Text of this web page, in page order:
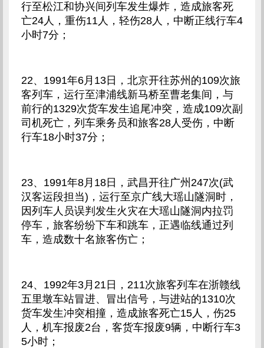
行至松江和协兴间列车发生爆炸，造成旅客死
亡24人，重伤11人，轻伤28人，中断正线行车4
小时7分；
22、1991年6月13日，北京开往苏州的109次旅
客列车，运行至津浦线新马桥至曹老集间，与
前行的1329次货车发生追尾冲突，造成109次副
司机死亡，列车乘务员和旅客28人受伤，中断
行车18小时37分；
23、1991年8月18日，武昌开往广州247次(武
汉客运段担当)，运行至京广线大瑶山隧洞时，
因列车人员误判发生火灾在大瑶山隧洞内拉罚
停车，旅客纷纷下车和跳车，正遇临线通过列
车，造成数十名旅客伤亡；
24、1992年3月21日，211次旅客列车在浙赣线
五里墩车站冒进、冒出信号，与进站的1310次
货车发生冲突相撞，造成旅客死亡15人，伤25
人，机车报废2台，客货车报废9辆，中断行车3
5小时；